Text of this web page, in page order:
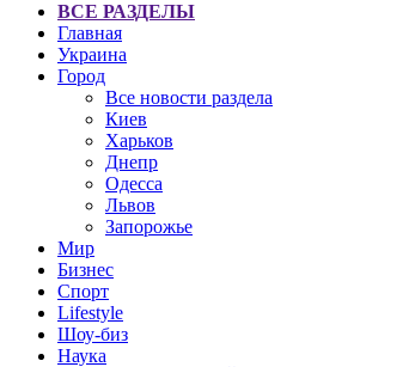
ВСЕ РАЗДЕЛЫ
Главная
Украина
Город
Все новости раздела
Киев
Харьков
Днепр
Одесса
Львов
Запорожье
Мир
Бизнес
Спорт
Lifestyle
Шоу-биз
Наука